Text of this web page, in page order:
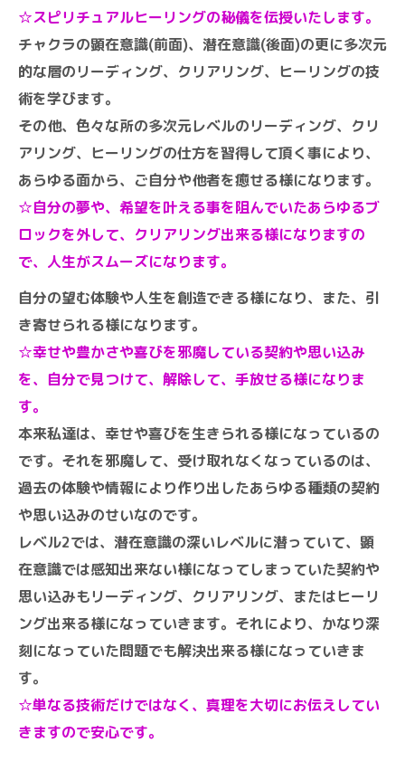
☆スピリチュアルヒーリングの秘儀を伝授いたします。
チャクラの顕在意識(前面)、潜在意識(後面)の更に多次元
的な層のリーディング、クリアリング、ヒーリングの技
術を学びます。
その他、色々な所の多次元レベルのリーディング、クリ
アリング、ヒーリングの仕方を習得して頂く事により、
あらゆる面から、ご自分や他者を癒せる様になります。
☆自分の夢や、希望を叶える事を阻んでいたあらゆるブ
ロックを外して、クリアリング出来る様になりますの
で、人生がスムーズになります。
自分の望む体験や人生を創造できる様になり、また、引
き寄せられる様になります。
☆幸せや豊かさや喜びを邪魔している契約や思い込み
を、自分で見つけて、解除して、手放せる様になりま
す。
本来私達は、幸せや喜びを生きられる様になっているの
です。それを邪魔して、受け取れなくなっているのは、
過去の体験や情報により作り出したあらゆる種類の契約
や思い込みのせいなのです。
レベル2では、潜在意識の深いレベルに潜っていて、顕
在意識では感知出来ない様になってしまっていた契約や
思い込みもリーディング、クリアリング、またはヒーリ
ング出来る様になっていきます。それにより、かなり深
刻になっていた問題でも解決出来る様になっていきま
す。
☆単なる技術だけではなく、真理を大切にお伝えしてい
きますので安心です。